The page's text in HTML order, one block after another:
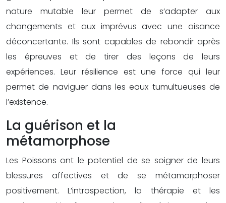
nature mutable leur permet de s’adapter aux
changements et aux imprévus avec une aisance
déconcertante. Ils sont capables de rebondir après
les épreuves et de tirer des leçons de leurs
expériences. Leur résilience est une force qui leur
permet de naviguer dans les eaux tumultueuses de
l’existence.
La guérison et la
métamorphose
Les Poissons ont le potentiel de se soigner de leurs
blessures affectives et de se métamorphoser
positivement. L’introspection, la thérapie et les